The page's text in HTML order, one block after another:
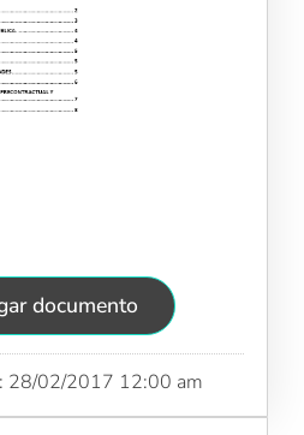
documento
28/02/2017 12:00 am